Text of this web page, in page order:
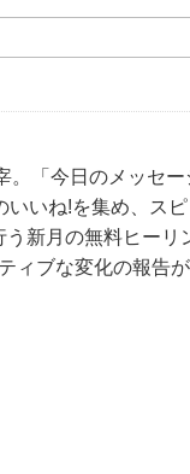
。「今日のメッセ
いね!を集め、ス
新月の無料ヒーリ
ィブな変化の報告が